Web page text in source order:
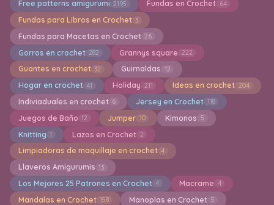
Free patterns amigurumi 2195 Fundas en Crochet 64
Fundas para Libros en Crochet 3
Fundas para Macetas en Crochet 26
Gorros en crochet 282 Grannys square 222
Guantes en crochet 32 Guirnaldas 12
Hogar en crochet 41 Holiday 211 Ideas en crochet 204
Indiviaduales en crochet 6 Jersey en Crochet 118
Juegos de Baño 12 Jumper 10 Kimonos 5
Knitting 1 Lazos en Crochet 2
Limpiadoras de maquillaje en crochet 4
Llaveros Amigurumis 13
Los Mejores 25 Patrones en Crochet 4 Macrame 4
Mandalas en Crochet 158 Manoplas en Crochet 5